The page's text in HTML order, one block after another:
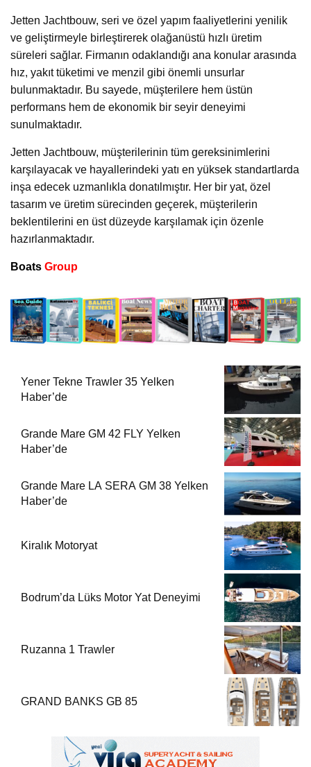
Jetten Jachtbouw, seri ve özel yapım faaliyetlerini yenilik
ve geliştirmeyle birleştirerek olağanüstü hızlı üretim
süreleri sağlar. Firmanın odaklandığı ana konular arasında
hız, yakıt tüketimi ve menzil gibi önemli unsurlar
bulunmaktadır. Bu sayede, müşterilere hem üstün
performans hem de ekonomik bir seyir deneyimi
sunulmaktadır.
Jetten Jachtbouw, müşterilerinin tüm gereksinimlerini
karşılayacak ve hayallerindeki yatı en yüksek standartlarda
inşa edecek uzmanlıkla donatılmıştır. Her bir yat, özel
tasarım ve üretim sürecinden geçerek, müşterilerin
beklentilerini en üst düzeyde karşılamak için özenle
hazırlanmaktadır.
Boats Group
Yener Tekne Trawler 35 Yelken
Haber’de
Grande Mare GM 42 FLY Yelken
Haber’de
Grande Mare LA SERA GM 38 Yelken
Haber’de
Kiralık Motoryat
Bodrum’da Lüks Motor Yat Deneyimi
Ruzanna 1 Trawler
GRAND BANKS GB 85